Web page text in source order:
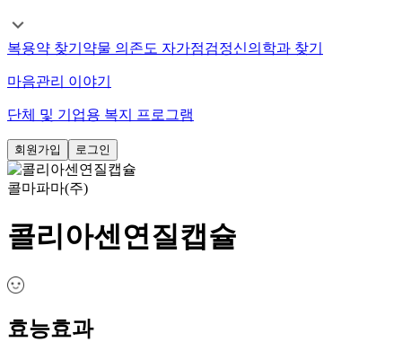
복용약 찾기 약물 의존도 자가점검정신의학과 찾기
마음관리 이야기
단체 및 기업용 복지 프로그램
회원가입 로그인
콜마파마(주)
콜리아센연질캡슐
효능효과